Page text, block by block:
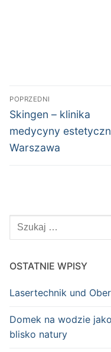
Nawigacja
wpisu
POPRZEDNI
Poprzedni
wpis:
Skingen – klinika
medycyny
Warszawa
Szukaj:
OSTATNIE WPISY
Lasertechnik und
Domek na wodzie
blisko natury